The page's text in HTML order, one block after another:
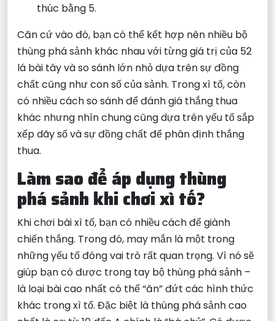
thúc bằng 5.
Căn cứ vào đó, bạn có thể kết hợp nên nhiều bộ
thùng phá sảnh khác nhau với từng giá trị của 52
lá bài tây và so sánh lớn nhỏ dựa trên sự đồng
chất cũng như con số của sảnh. Trong xì tố, còn
có nhiều cách so sánh để đánh giá thắng thua
khác nhưng nhìn chung cũng dựa trên yếu tố sắp
xếp dãy số và sự đồng chất để phân định thắng
thua.
Làm sao để áp dụng thùng
phá sảnh khi chơi xì tố?
Khi chơi bài xì tố, bạn có nhiều cách để giành
chiến thắng. Trong đó, may mắn là một trong
những yếu tố đóng vai trò rất quan trọng. Vì nó sẽ
giúp bạn có được trong tay bộ thùng phá sảnh –
là loại bài cao nhất có thể “ăn” đứt các hình thức
khác trong xì tố. Đặc biệt là thùng phá sảnh cao